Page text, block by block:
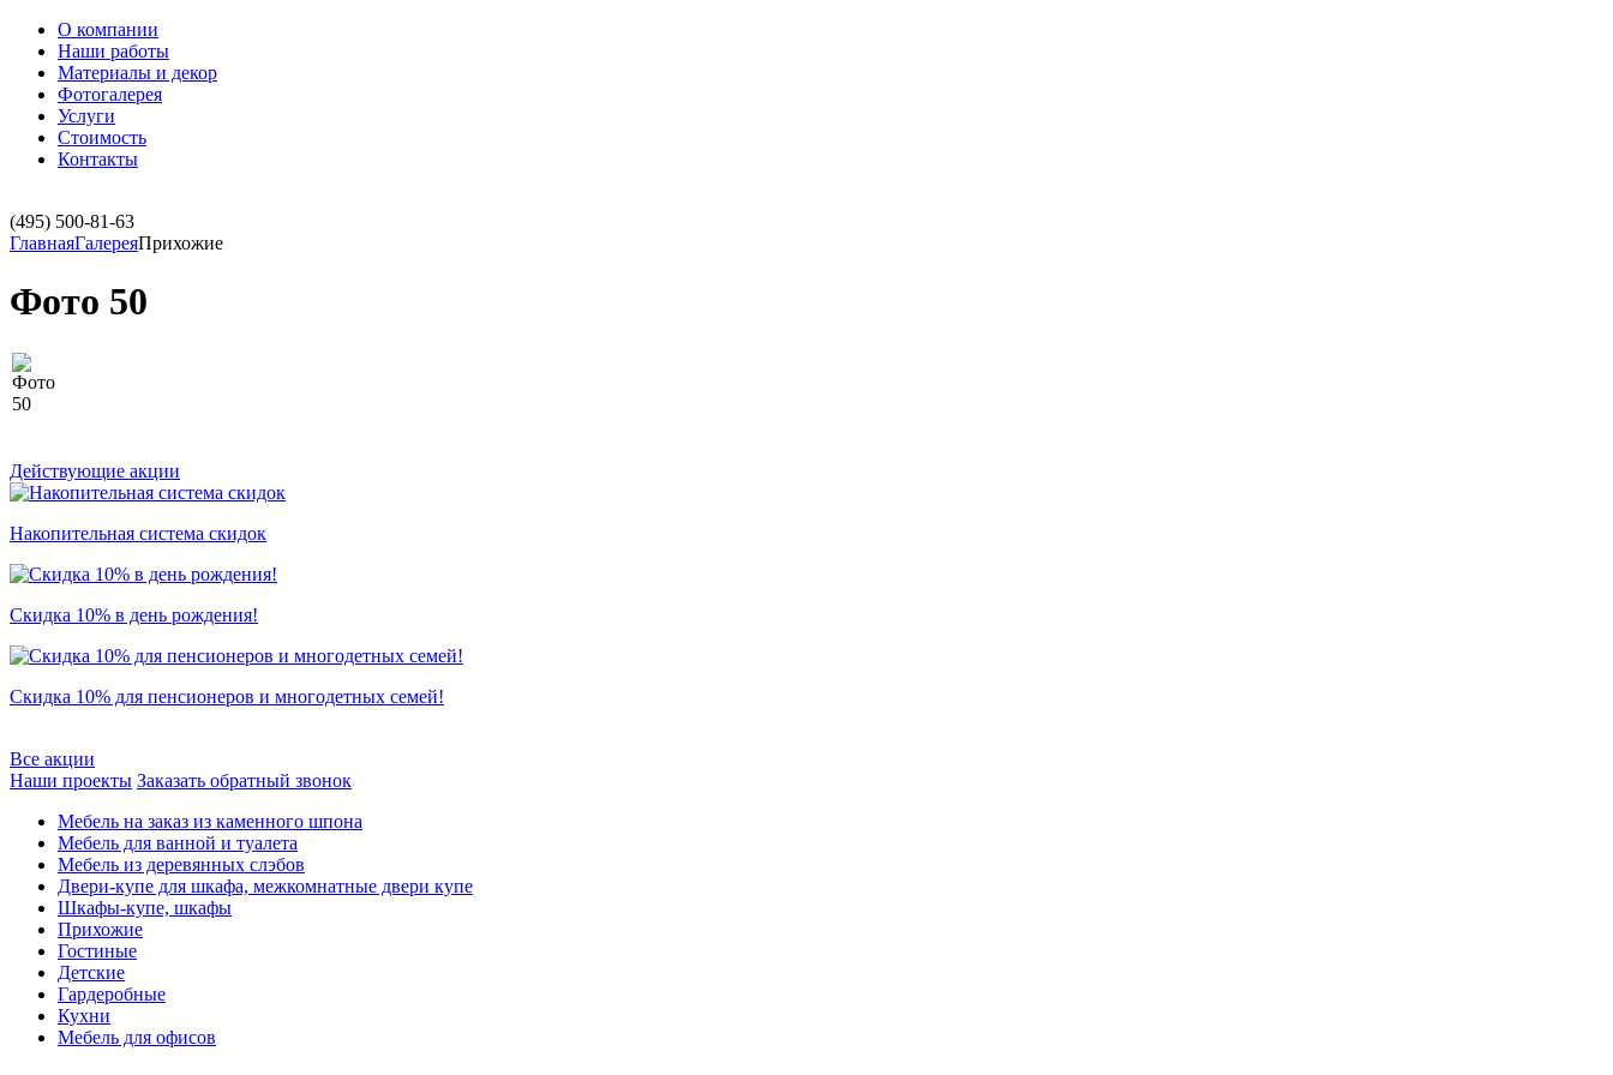
О компании
Наши работы
Материалы и декор
Фотогалерея
Услуги
Стоимость
Контакты
(495) 500-81-63
ГлавнаяГалереяПрихожие
Фото 50
Действующие акции
Накопительная система скидок
Скидка 10% в день рождения!
Скидка 10% для пенсионеров и многодетных семей!
Все акции
Наши проекты Заказать обратный звонок
Мебель на заказ из каменного шпона
Мебель для ванной и туалета
Мебель из деревянных слэбов
Двери-купе для шкафа, межкомнатные двери купе
Шкафы-купе, шкафы
Прихожие
Гостиные
Детские
Гардеробные
Кухни
Мебель для офисов